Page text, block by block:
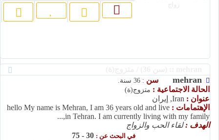
mehran سن : 36 سنة.
الحالة الاجتماعية : متزوج(ة)
عنوان : Iran, إيران
الإهتمامات : hello My name is Mehran, I am 36 years old and live
in Tehran. I am currently living with my family,...
الهدف :لقاء الحب والزواج
في البحث عن :